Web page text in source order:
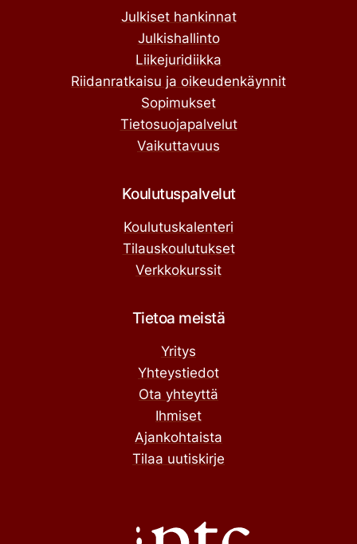
Julkiset hankinnat
Julkishallinto
Liikejuridiikka
Riidanratkaisu ja oikeudenkäynnit
Sopimukset
Tietosuojapalvelut
Vaikuttavuus
Koulutuspalvelut
Koulutuskalenteri
Tilauskoulutukset
Verkkokurssit
Tietoa meistä
Yritys
Yhteystiedot
Ota yhteyttä
Ihmiset
Ajankohtaista
Tilaa uutiskirje